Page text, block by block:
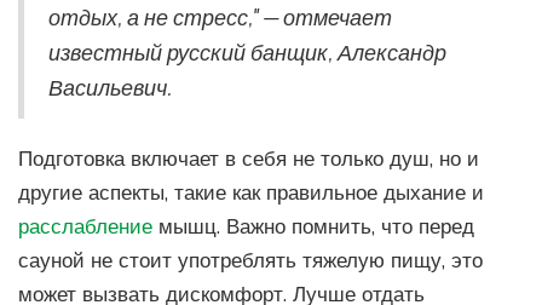
отдых, а не стресс," — отмечает
известный русский банщик, Александр
Васильевич.
Подготовка включает в себя не только душ, но и
другие аспекты, такие как правильное дыхание и
расслабление мышц. Важно помнить, что перед
сауной не стоит употреблять тяжелую пищу, это
может вызвать дискомфорт. Лучше отдать